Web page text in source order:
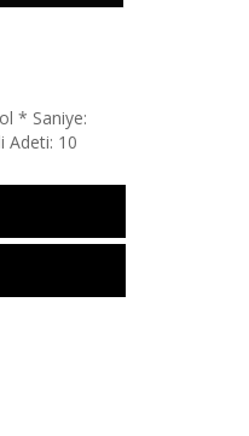
* Saniye:
Adeti: 10